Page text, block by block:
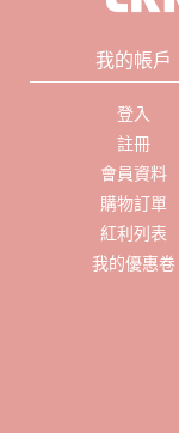
我的帳戶
登入
註冊
會員資料
購物訂單
紅利列表
我的優惠卷